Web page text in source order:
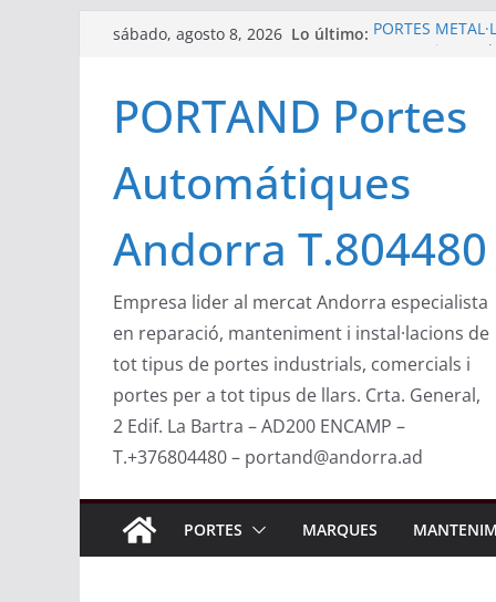
Saltarsábado, agosto 8, 2026 Lo último: PORTES
zona industrial
Compact de
Las puertas
DEA System ha
desarrolla y
PORTAND Portes
Automátiques
Andorra T.804480
Empresa lider al mercat Andorra especialista
en reparació, manteniment i instal·lacions de
tot tipus de portes industrials, comercials i
portes per a tot tipus de llars. Crta. General,
2 Edif. La Bartra – AD200 ENCAMP –
T.+376804480 – portand@andorra.ad
PORTES MARQUES